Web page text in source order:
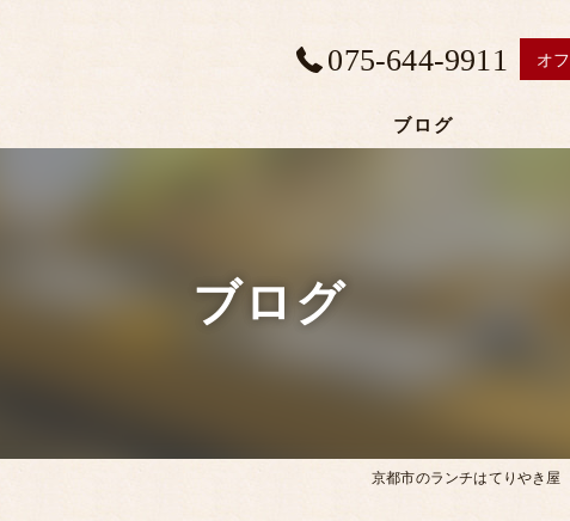
075-644-9911 オ
ブログ
ブログ
京都市のランチはてりやき屋